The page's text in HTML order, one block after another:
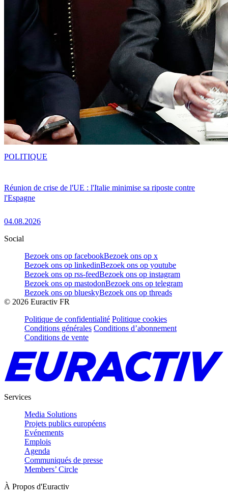
Réunion de crise de l'UE : l'Italie minimise sa riposte contre
l'Espagne
04.08.2026
POLITIQUE
Social
Bezoek ons op facebookBezoek ons op x
Bezoek ons op linkedinBezoek ons op youtube
Bezoek ons op rss-feedBezoek ons op instagram
Bezoek ons op mastodonBezoek ons op telegram
Bezoek ons op blueskyBezoek ons op threads
© 2026 Euractiv FR
Politique de confidentialité Politique cookies
Conditions générales Conditions d’abonnement
Conditions de vente
Services
Media Solutions
Projets publics européens
Evénements
Emplois
Agenda
Communiqués de presse
Members’ Circle
À Propos d'Euractiv